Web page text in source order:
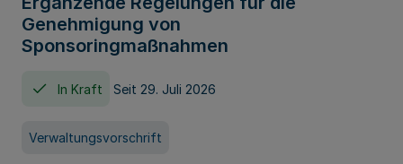
Genehmigung von
Sponsoringmaßnahmen
In Kraft Seit 29. Juli 2026
Verwaltungsvorschrift